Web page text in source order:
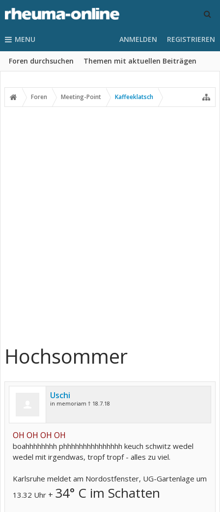
MENU
Foren durchsuchen Themen mit aktuellen Beiträgen
ANMELDEN REGISTRIEREN
Foren Meeting-Point Kaffeeklatsch
Hochsommer
Uschi
in memoriam † 18.7.18
OH OH OH OH
boahhhhhhhh phhhhhhhhhhhhhhh keuch schwitz wedel
wedel mit irgendwas, tropf tropf - alles zu viel.
Karlsruhe meldet am Nordostfenster, UG-Gartenlage um
13.32 Uhr + 34° C im Schatten